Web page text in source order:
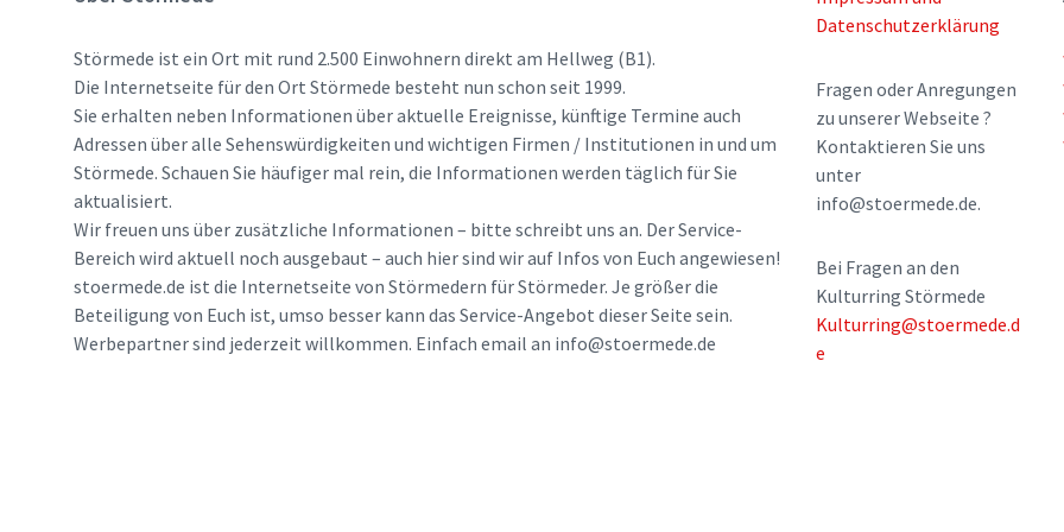
Störmede ist ein Ort mit rund 2.500 Einwohnern direkt am Hellweg (B1).
Die Internetseite für den Ort Störmede besteht nun schon seit 1999.
Sie erhalten neben Informationen über aktuelle Ereignisse, künftige Termine auch
Adressen über alle Sehenswürdigkeiten und wichtigen Firmen / Institutionen in und um
Störmede. Schauen Sie häufiger mal rein, die Informationen werden täglich für Sie
aktualisiert.
Wir freuen uns über zusätzliche Informationen – bitte schreibt uns an. Der Service-
Bereich wird aktuell noch ausgebaut – auch hier sind wir auf Infos von Euch angewiesen!
stoermede.de ist die Internetseite von Störmedern für Störmeder. Je größer die
Beteiligung von Euch ist, umso besser kann das Service-Angebot dieser Seite sein.
Werbepartner sind jederzeit willkommen. Einfach email an info@stoermede.de
Datenschutzerklärung
Fragen oder Anregungen
zu unserer Webseite ?
Kontaktieren Sie uns
unter
info@stoermede.de.
Bei Fragen an den
Kulturring Störmede
Kulturring@stoermede.d
e